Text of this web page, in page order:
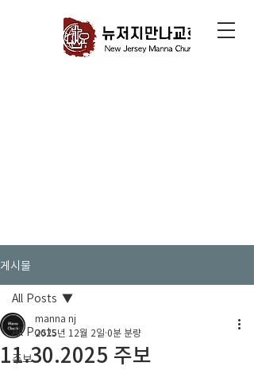
게시물
All Posts
주보
All Posts
11.30.2025 주보
manna nj
2025년 12월 2일 0분 분량